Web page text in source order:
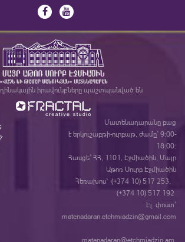
իրավունքները պաշտպանված են
Մատենադարանը բաց
է երկուշաբթի-ուրբաթ, ժամը` 9:00-
18:00:
Հասցե` ՀՀ, 1101, Էջմիածին, Մայր
Աթոռ Սուրբ Էջմիածին
Հեռախոս` (+374 10) 517 253,
(+374 10) 517 192
Էլ. փոստ`
matenadaran.etchmiadzin@gmail.com
matenadaran@etchmiadzin.am